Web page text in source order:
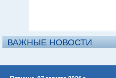
ВАЖНЫЕ НОВОСТИ